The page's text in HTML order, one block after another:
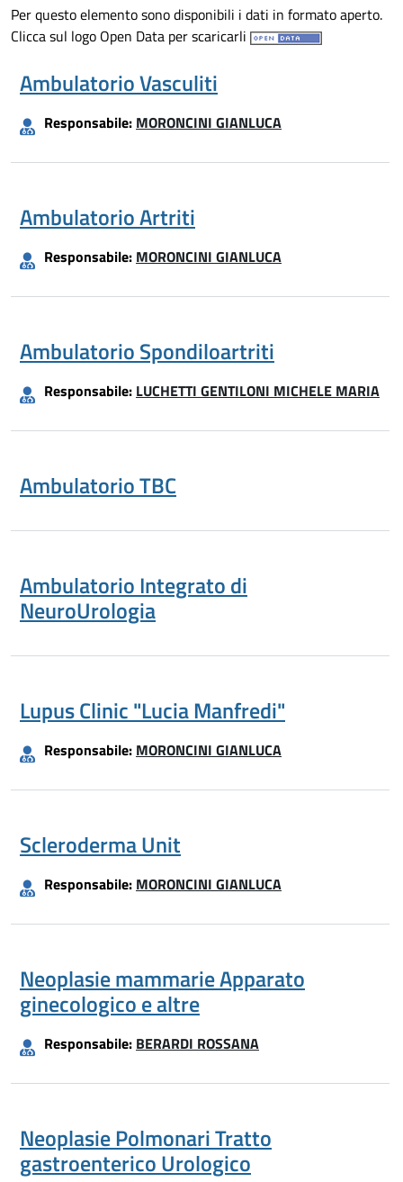
Per questo elemento sono disponibili i dati in formato aperto.
Clicca sul logo Open Data per scaricarli
Ambulatorio Vasculiti
Responsabile: MORONCINI GIANLUCA
Ambulatorio Artriti
Responsabile: MORONCINI GIANLUCA
Ambulatorio Spondiloartriti
Responsabile: LUCHETTI GENTILONI MICHELE MARIA
Ambulatorio TBC
Ambulatorio Integrato di
NeuroUrologia
Lupus Clinic "Lucia Manfredi"
Responsabile: MORONCINI GIANLUCA
Scleroderma Unit
Responsabile: MORONCINI GIANLUCA
Neoplasie mammarie Apparato
ginecologico e altre
Responsabile: BERARDI ROSSANA
Neoplasie Polmonari Tratto
gastroenterico Urologico